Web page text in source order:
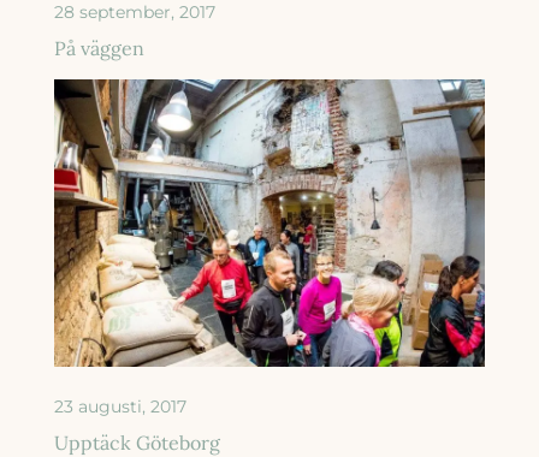
28 september, 2017
På väggen
23 augusti, 2017
Upptäck Göteborg